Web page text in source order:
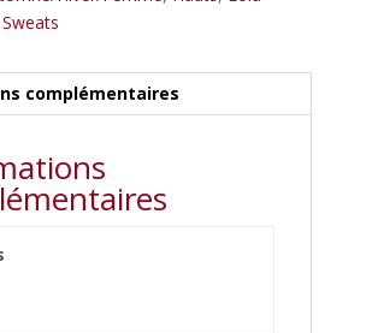
Sweats
complémentaires